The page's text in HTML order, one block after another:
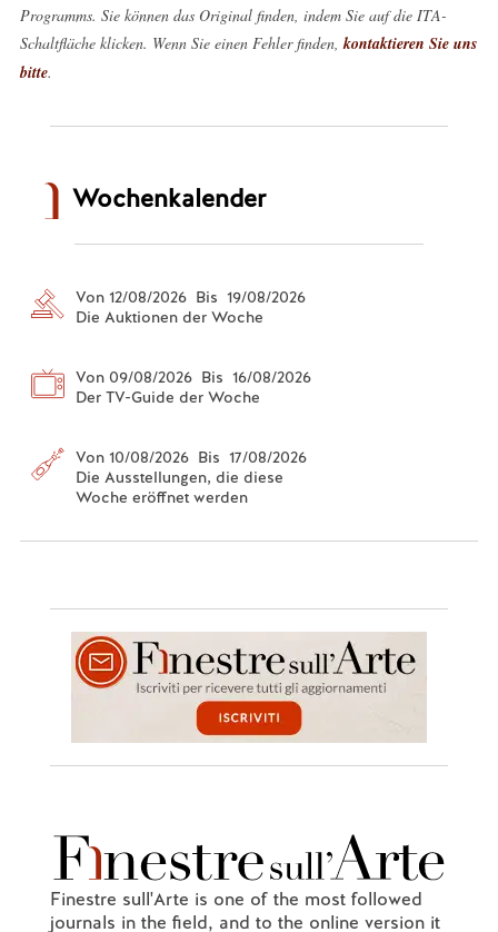
Programms. Sie können das Original finden, indem Sie auf die ITA-
Schaltfläche klicken. Wenn Sie einen Fehler finden,kontaktieren Sie uns
bitte.
Wochenkalender
Von 12/08/2026 Bis 19/08/2026
Die Auktionen der Woche
Von 09/08/2026 Bis 16/08/2026
Der TV-Guide der Woche
Von 10/08/2026 Bis 17/08/2026
Die Ausstellungen, die diese
Woche eröffnet werden
Finestre sull'Arte is one of the most followed
journals in the field, and to the online version it